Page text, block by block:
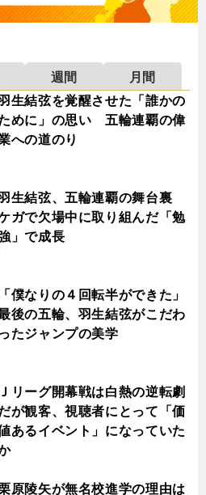
週間
月間
生結弦を覚醒させた「誰かの
めに」の思い 五輪連覇の偉
への道のり
生結弦、五輪連覇の舞台裏
ガで欠場中に取り組んだ「勉
」で成長
「僕なりの４回転半ができた」
後の五輪、羽生結弦がこだわ
ったジャンプの美学
Ｊリーグ開幕戦は白熱の逆転劇
が観客、視聴者にとって「価
あるイベント」になっていた
原陵矢が無名校進学の理由は